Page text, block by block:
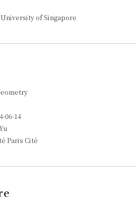
of Singapore
06-14
Paris Cité